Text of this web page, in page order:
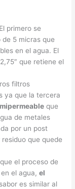
primero se
5 micras que
en el agua. El
que retiene el
filtros
ya que la tercera
que
de metales
por un post
que quede
el proceso de
en el agua,el
es similar al